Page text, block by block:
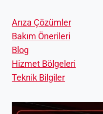
Arıza Çözümler
Bakım Önerileri
Blog
Hizmet Bölgeleri
Teknik Bilgiler